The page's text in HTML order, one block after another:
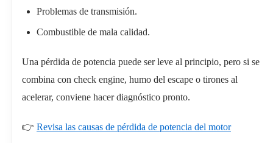
Problemas de transmisión.
Combustible de mala calidad.
Una pérdida de potencia puede ser leve al principio, pero si se
combina con check engine, humo del escape o tirones al
acelerar, conviene hacer diagnóstico pronto.
👉 Revisa las causas de pérdida de potencia del motor